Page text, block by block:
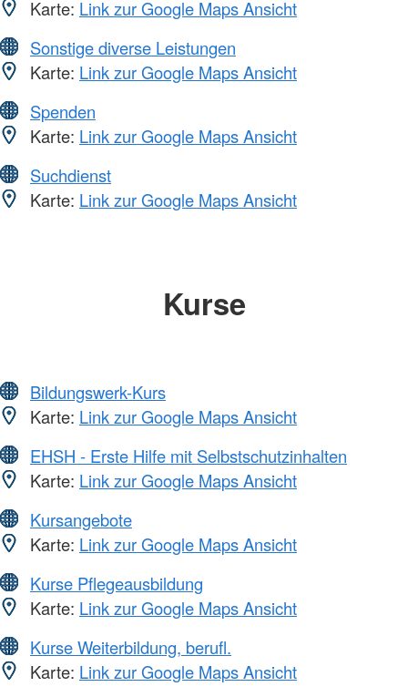
Karte: Link zur Google Maps Ansicht
Sonstige diverse Leistungen
Karte: Link zur Google Maps Ansicht
Spenden
Karte: Link zur Google Maps Ansicht
Suchdienst
Karte: Link zur Google Maps Ansicht
Kurse
Bildungswerk-Kurs
Karte: Link zur Google Maps Ansicht
EHSH - Erste Hilfe mit Selbstschutzinhalten
Karte: Link zur Google Maps Ansicht
Kursangebote
Karte: Link zur Google Maps Ansicht
Kurse Pflegeausbildung
Karte: Link zur Google Maps Ansicht
Kurse Weiterbildung, berufl.
Karte: Link zur Google Maps Ansicht